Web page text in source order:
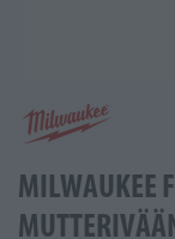
MILWAUKEE